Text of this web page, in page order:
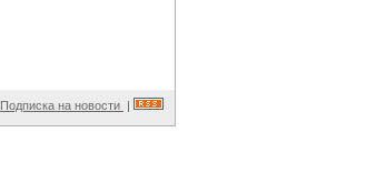
Подписка на новости |